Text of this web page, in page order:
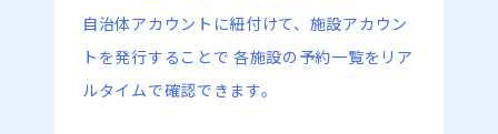
自治体アカウントに紐付けて、施設アカウン
トを発行することで 各施設の予約一覧をリア
ルタイムで確認できます。